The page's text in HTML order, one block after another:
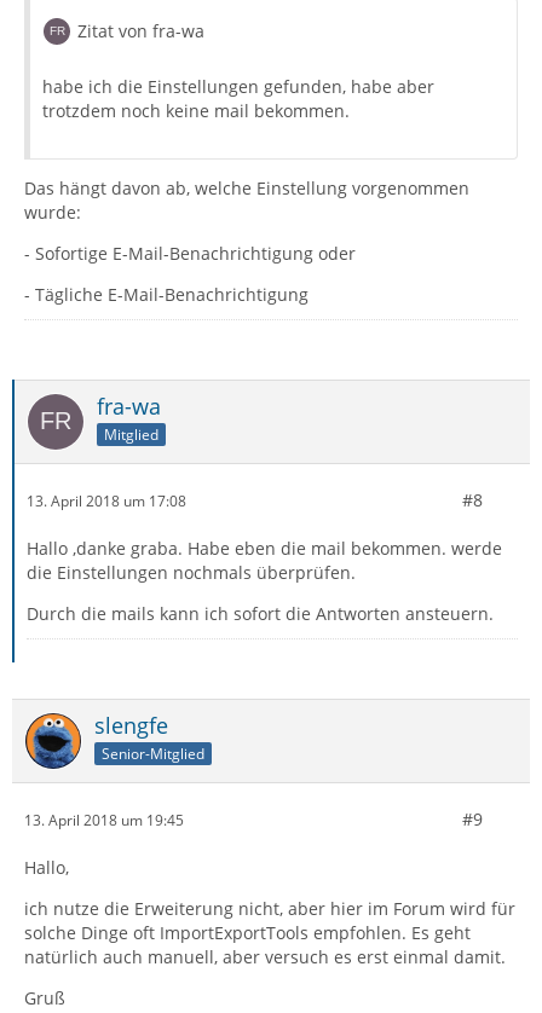
Zitat von fra-wa
habe ich die Einstellungen gefunden, habe aber
trotzdem noch keine mail bekommen.
Das hängt davon ab, welche Einstellung vorgenommen
wurde:
- Sofortige E-Mail-Benachrichtigung oder
- Tägliche E-Mail-Benachrichtigung
fra-wa
Mitglied
13. April 2018 um 17:08 #8
Hallo ,danke graba. Habe eben die mail bekommen. werde
die Einstellungen nochmals überprüfen.
Durch die mails kann ich sofort die Antworten ansteuern.
slengfe
Senior-Mitglied
13. April 2018 um 19:45 #9
Hallo,
ich nutze die Erweiterung nicht, aber hier im Forum wird für
solche Dinge oft ImportExportTools empfohlen. Es geht
natürlich auch manuell, aber versuch es erst einmal damit.
Gruß